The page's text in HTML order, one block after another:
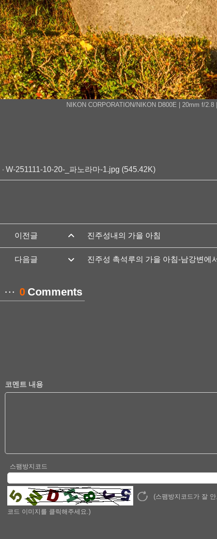
NIKON CORPORATION/NIKON D800E | 20mm f/
W-251111-10-20-_파노라마-1.jpg (545.42K)
진주성내의 가을 아침
진주성 촉석루의 가을 아침-남강변에
0 Comments
코멘트 내용
스팸방지코드
(스팸방지코드가 잘
코드 이미지를 클릭해주세요.)